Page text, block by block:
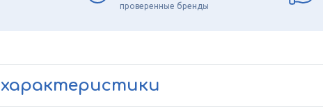
проверенные бренды
характеристики